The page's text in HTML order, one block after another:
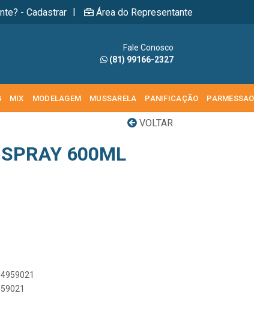
- Cadastrar | Área do Representante
Fale Conosco
(81) 99166-2327
MIX MODELAGEM MUSSARELA PANIFICAÇÃO PARMESSAO
VOLTAR
600ML